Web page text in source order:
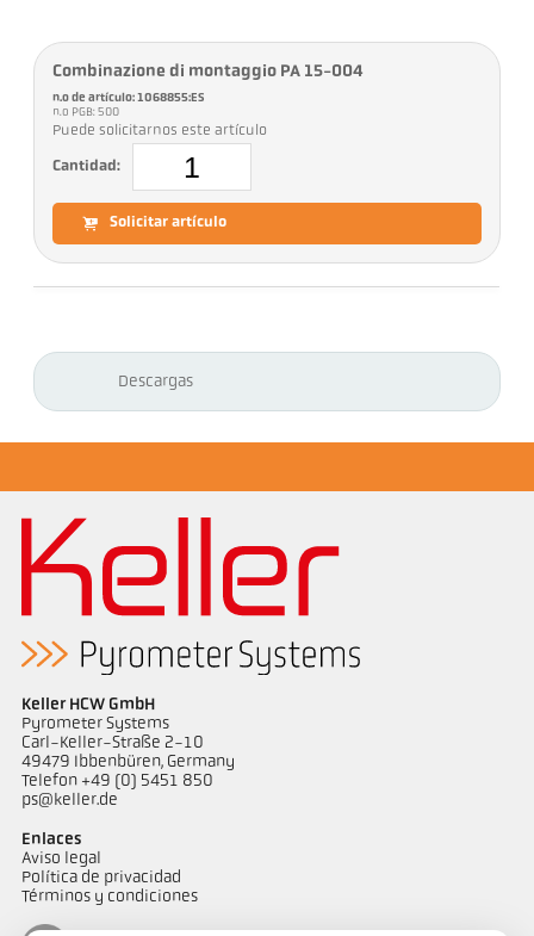
Combinazione di montaggio PA 15-004
n.o de artículo: 1068855:ES
n.o PGB: 500
Puede solicitarnos este artículo
Cantidad:
Solicitar artículo
Descargas
Keller HCW GmbH
Pyrometer Systems
Carl-Keller-Straße 2-10
49479 Ibbenbüren, Germany
Telefon +49 (0) 5451 850
ps@keller.de
Enlaces
Aviso legal
Política de privacidad
Términos y condiciones